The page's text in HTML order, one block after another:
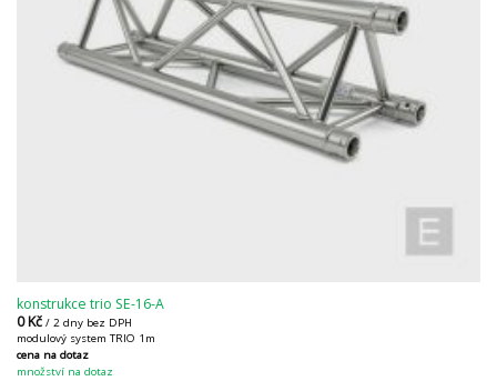
konstrukce trio SE-16-A
0Kč / 2 dny bez DPH
modulový system TRIO 1m
cena na dotaz
množství na dotaz